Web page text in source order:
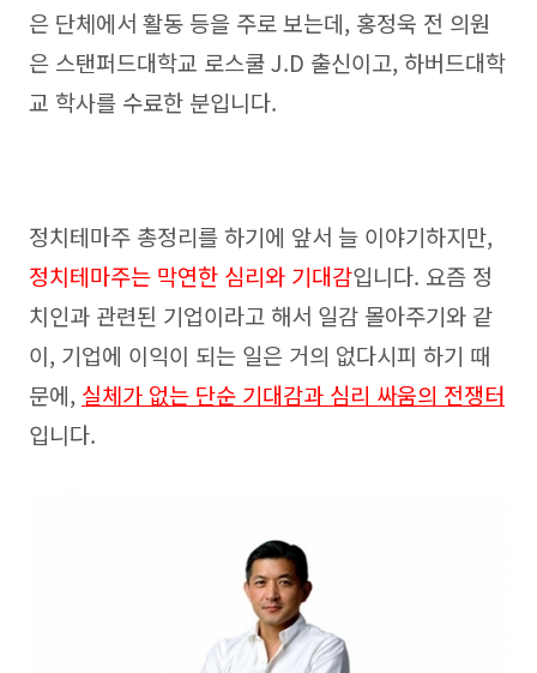
은 단체에서 활동 등을 주로 보는데, 홍정욱 전 의원
은 스탠퍼드대학교 로스쿨 J.D 출신이고, 하버드대학
교 학사를 수료한 분입니다.
정치테마주 총정리를 하기에 앞서 늘 이야기하지만,
정치테마주는 막연한 심리와 기대감입니다. 요즘 정
치인과 관련된 기업이라고 해서 일감 몰아주기와 같
이, 기업에 이익이 되는 일은 거의 없다시피 하기 때
문에, 실체가 없는 단순 기대감과 심리 싸움의 전쟁터
입니다.